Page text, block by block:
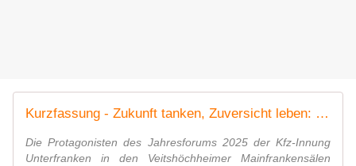
Kurzfassung - Zukunft tanken, Zuversicht leben: Jahresforum der Kfz-Innung Unterfranken in den Mainfrankensälen begeistert mit Innovation, Motivation und Humor - Veitshöchheim News
Die Protagonisten des Jahresforums 2025 der Kfz-Innung
Unterfranken in den Veitshöchheimer Mainfrankensälen